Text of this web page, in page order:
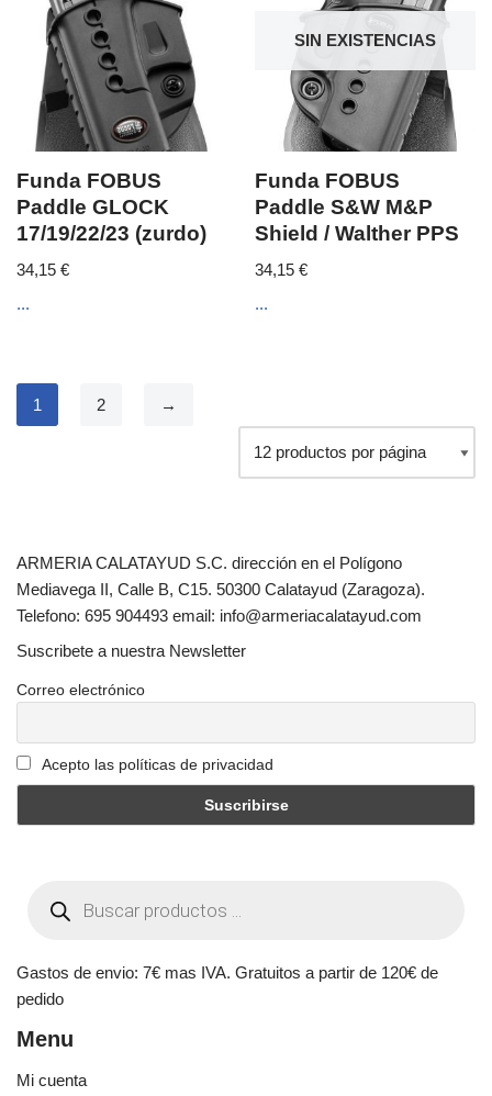
Funda FOBUS
Paddle GLOCK
17/19/22/23 (zurdo)
34,15 €
...
SIN EXISTENCIAS
Funda FOBUS
Paddle S&W M&P
Shield / Walther PPS
34,15€
...
1 2 →
ARMERIA CALATAYUD S.C. dirección en el Polígono
Mediavega II, Calle B, C15. 50300 Calatayud (Zaragoza).
Telefono: 695 904493 email: info@armeriacalatayud.com
Suscribete a nuestra Newsletter
Correo electrónico
Acepto las políticas de privacidad
Gastos de envio: 7€ mas IVA. Gratuitos a partir de 120€ de
pedido
Menu
Mi cuenta